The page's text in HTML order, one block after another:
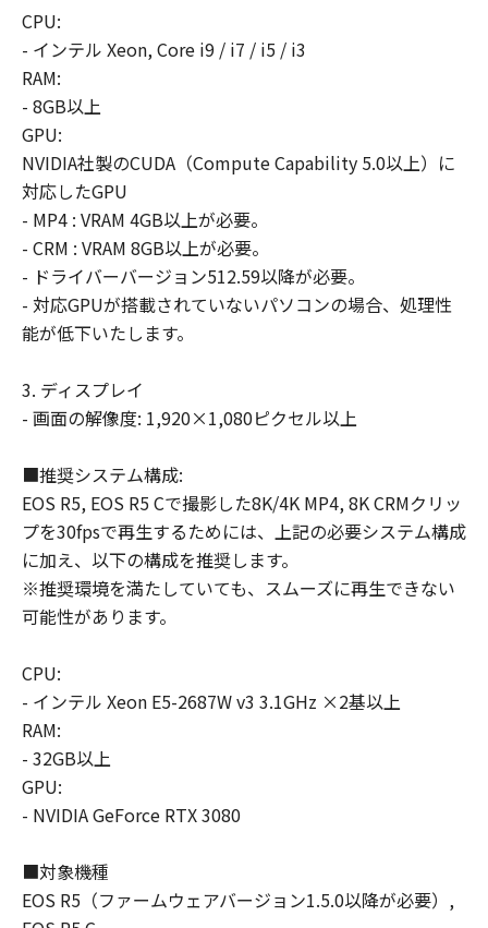
CPU:
- インテル Xeon, Core i9 / i7 / i5 / i3
RAM:
- 8GB以上
GPU:
NVIDIA社製のCUDA（Compute Capability 5.0以上）に
対応したGPU
- MP4 : VRAM 4GB以上が必要。
- CRM : VRAM 8GB以上が必要。
- ドライバーバージョン512.59以降が必要。
- 対応GPUが搭載されていないパソコンの場合、処理性
能が低下いたします。
3. ディスプレイ
- 画面の解像度: 1,920×1,080ピクセル以上
■推奨システム構成:
EOS R5, EOS R5 Cで撮影した8K/4K MP4, 8K CRMクリッ
プを30fpsで再生するためには、上記の必要システム構成
に加え、以下の構成を推奨します。
※推奨環境を満たしていても、スムーズに再生できない
可能性があります。
CPU:
- インテル Xeon E5-2687W v3 3.1GHz ×2基以上
RAM:
- 32GB以上
GPU:
- NVIDIA GeForce RTX 3080
■対象機種
EOS R5（ファームウェアバージョン1.5.0以降が必要）,